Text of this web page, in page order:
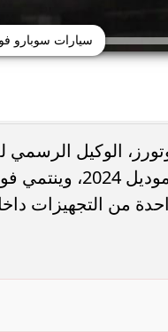
سيارات سوبارو
الوكيل الرسمي
سيارات سوبارو
من التجهيزات